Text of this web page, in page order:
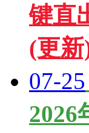
键直
(更新
07-25
2026